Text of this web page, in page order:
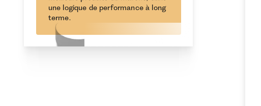
une logique de performance à long
terme.